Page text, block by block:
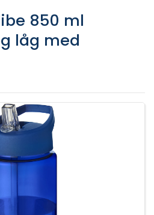
850 ml
låg med